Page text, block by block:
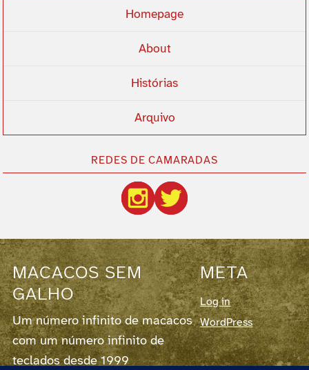
Homepage
About
Histórias
Arquivo
REDES DE CAMARADAS
MACACOS SEM
GALHO
Um número infinito de macacos
com um número infinito de
teclados desde 1999
META
Log in
WordPress